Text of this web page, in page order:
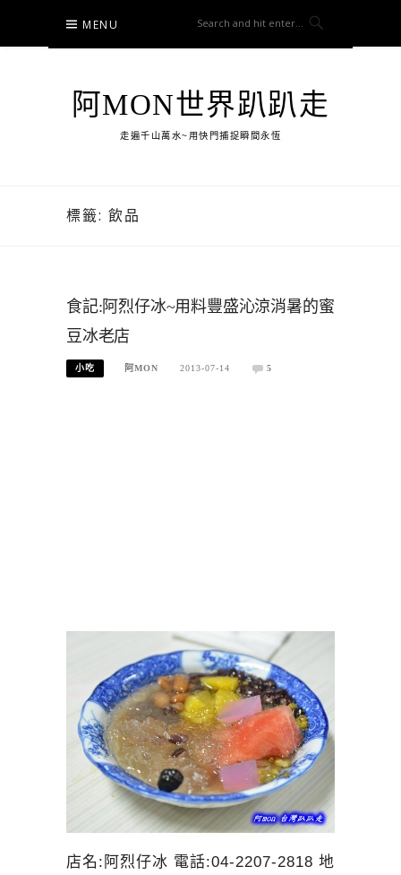
content
MENU
阿MON世界趴趴走
走遍千山萬水~用快門捕捉瞬間永恆
標籤: 飲品
食記:阿烈仔冰~用料豐盛沁涼消暑的蜜
豆冰老店
小吃 阿MON 2013-07-14 5
店名:阿烈仔冰 電話:04-2207-2818 地